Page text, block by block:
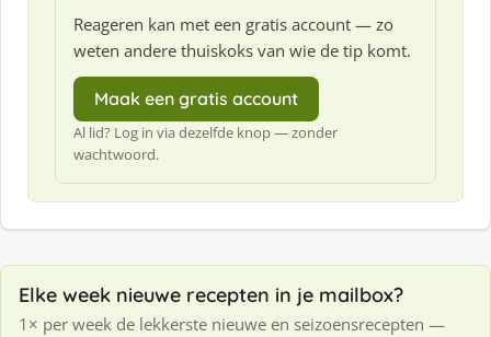
Reageren kan met een gratis account — zo
weten andere thuiskoks van wie de tip komt.
Maak een gratis account
Al lid? Log in via dezelfde knop — zonder
wachtwoord.
Elke week nieuwe recepten in je mailbox?
1× per week de lekkerste nieuwe en seizoensrecepten —